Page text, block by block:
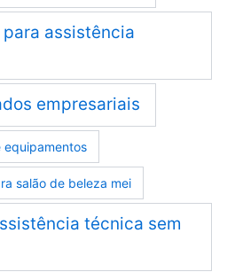
assistência
empresariais
salão de beleza mei
técnica sem